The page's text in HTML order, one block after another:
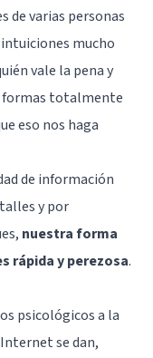
de varias personas
mucho
vale la pena y
formas totalmente
eso nos haga
de información
y por
nuestra forma
rápida y perezosa.
psicológicos a la
se dan,